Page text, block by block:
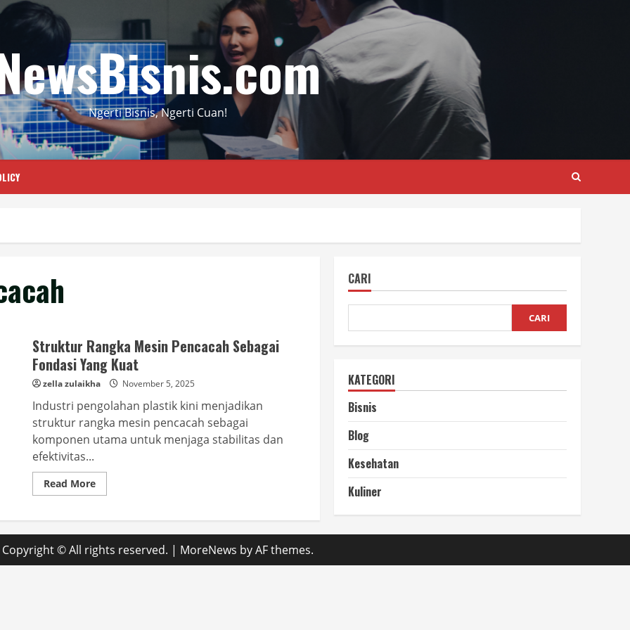
Ngerti Bisnis, Ngerti Cuan!
Struktur Rangka Mesin Pencacah Sebagai
Fondasi Yang Kuat
zella zulaikha November 5, 2025
Industri pengolahan plastik kini menjadikan
struktur rangka mesin pencacah sebagai
komponen utama untuk menjaga stabilitas dan
efektivitas...
Read MoreRead
more
Rangka
Mesin
Pencacah
Sebagai
Fondasi
CARI
CARI
KATEGORI
Bisnis
Blog
Kesehatan
Kuliner
Copyright © All rights reserved. | MoreNews by AF themes.